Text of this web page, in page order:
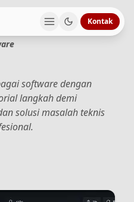
Kontak
software dengan
langkah demi
solusi masalah teknis